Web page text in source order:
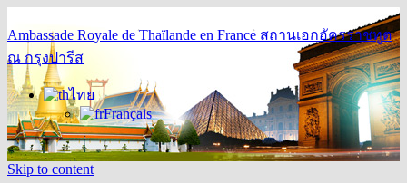
Ambassade Royale de Thaïlande en France สถานเอกอัครราชทูต
ณ กรุงปารีส
ไทย
Français
Skip to content